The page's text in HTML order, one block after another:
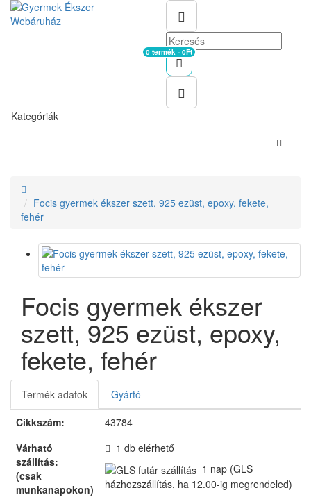
Kosár
0 termék - 0Ft
Kategóriák
Focis gyermek ékszer szett, 925 ezüst, epoxy, fekete,
fehér
Focis gyermek ékszer
szett, 925 ezüst, epoxy,
fekete, fehér
Termék adatok
Gyártó
Cikkszám:
43784
Várható
szállítás:
(csak
munkanapokon)
1 db elérhető
1 nap (GLS
házhozszállítás, ha 12.00-ig megrendeled)